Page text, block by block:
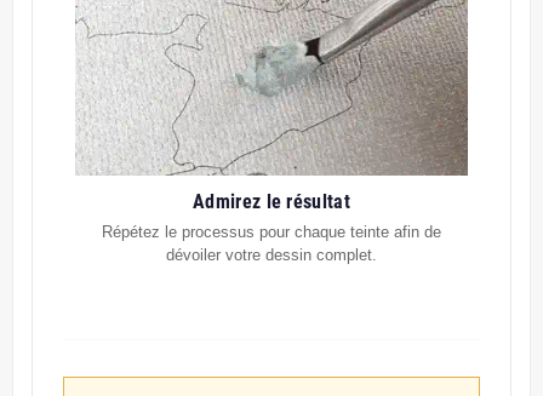
Admirez le résultat
Répétez le processus pour chaque teinte afin de
dévoiler votre dessin complet.